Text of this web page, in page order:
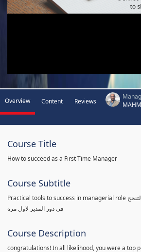
Overview Content Reviews
Course Title
How to succeed as a First Time Manager
Course Subtitle
Practical tools to success in managerial role ادوات عمليه وخطوات محدده لتنجح
في دور المدير لاول مره
Course Description
congratulations! In all likelihood, you were a top